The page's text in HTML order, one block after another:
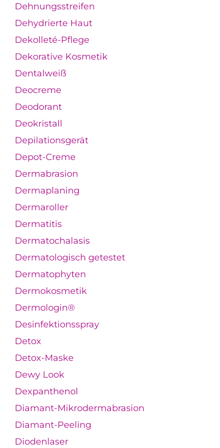
Dehnungsstreifen
Dehydrierte Haut
Dekolleté-Pflege
Dekorative Kosmetik
Dentalweiß
Deocreme
Deodorant
Deokristall
Depilationsgerät
Depot-Creme
Dermabrasion
Dermaplaning
Dermaroller
Dermatitis
Dermatochalasis
Dermatologisch getestet
Dermatophyten
Dermokosmetik
Dermologin®
Desinfektionsspray
Detox
Detox-Maske
Dewy Look
Dexpanthenol
Diamant-Mikrodermabrasion
Diamant-Peeling
Diodenlaser